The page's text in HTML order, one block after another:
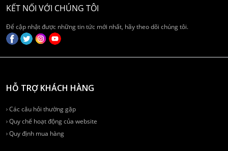
KẾT NỐI VỚI CHÚNG TÔI
Để cập nhật được những tin tức mới nhất, hãy theo dõi chúng tôi.
HỖ TRỢ KHÁCH HÀNG
Các câu hỏi thường gặp
Quy chế hoạt động của website
Quy định mua hàng